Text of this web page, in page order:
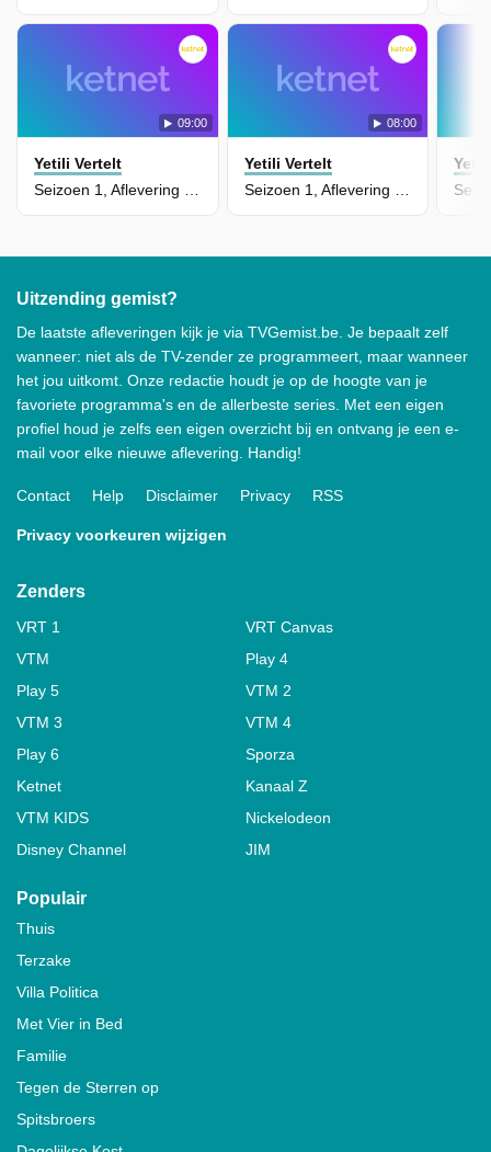
09:00
Yetili Vertelt
08:00
Yetili Vertelt
Uitzending gemist?
De laatste afleveringen kijk je via TVGemist.be. Je bepaalt zelf
wanneer: niet als de TV-zender ze programmeert, maar wanneer
het jou uitkomt. Onze redactie houdt je op de hoogte van je
favoriete programma's en de allerbeste series. Met een eigen
profiel houd je zelfs een eigen overzicht bij en ontvang je een e-
mail voor elke nieuwe aflevering. Handig!
Contact Help Disclaimer Privacy RSS
Privacy voorkeuren wijzigen
Zenders
VRT 1
VRT Canvas
VTM
Play 4
Play 5
VTM 2
VTM 3
VTM 4
Play 6
Sporza
Ketnet
Kanaal Z
VTM KIDS
Nickelodeon
Disney Channel
JIM
Populair
Thuis
Terzake
Villa Politica
Met Vier in Bed
Familie
Tegen de Sterren op
Spitsbroers